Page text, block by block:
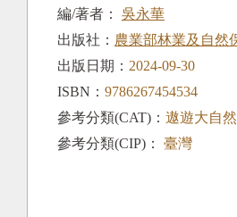
編/著者： 吳永華
出版社： 農業部林業及自然
出版日期： 2024-09-30
ISBN： 9786267454534
參考分類(CAT)： 遨遊大自然
參考分類(CIP)：
臺灣